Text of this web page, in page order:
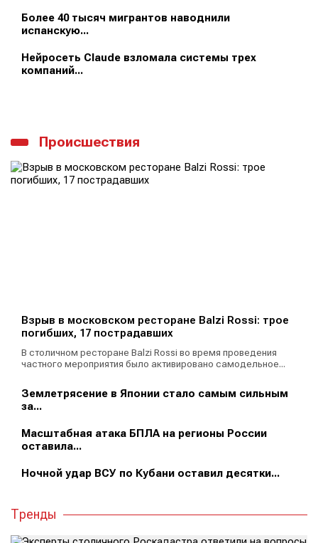
Более 40 тысяч мигрантов наводнили
испанскую...
Нейросеть Claude взломала системы трех
компаний...
Происшествия
Взрыв в московском ресторане Balzi Rossi: трое
погибших, 17 пострадавших
В столичном ресторане Balzi Rossi во время проведения
частного мероприятия было активировано самодельное...
Землетрясение в Японии стало самым сильным
за...
Масштабная атака БПЛА на регионы России
оставила...
Ночной удар ВСУ по Кубани оставил десятки...
Тренды